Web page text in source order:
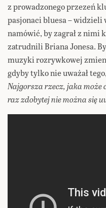
z prowadzonego przezeń
pasjonaci bluesa – widzieli
namówić, by zagrał z nimi
zatrudnili Briana Jonesa.
muzyki rozrywkowej
gdyby tylko nie uważał
Najgorsza rzecz, jaka może
raz zdobytej nie można się